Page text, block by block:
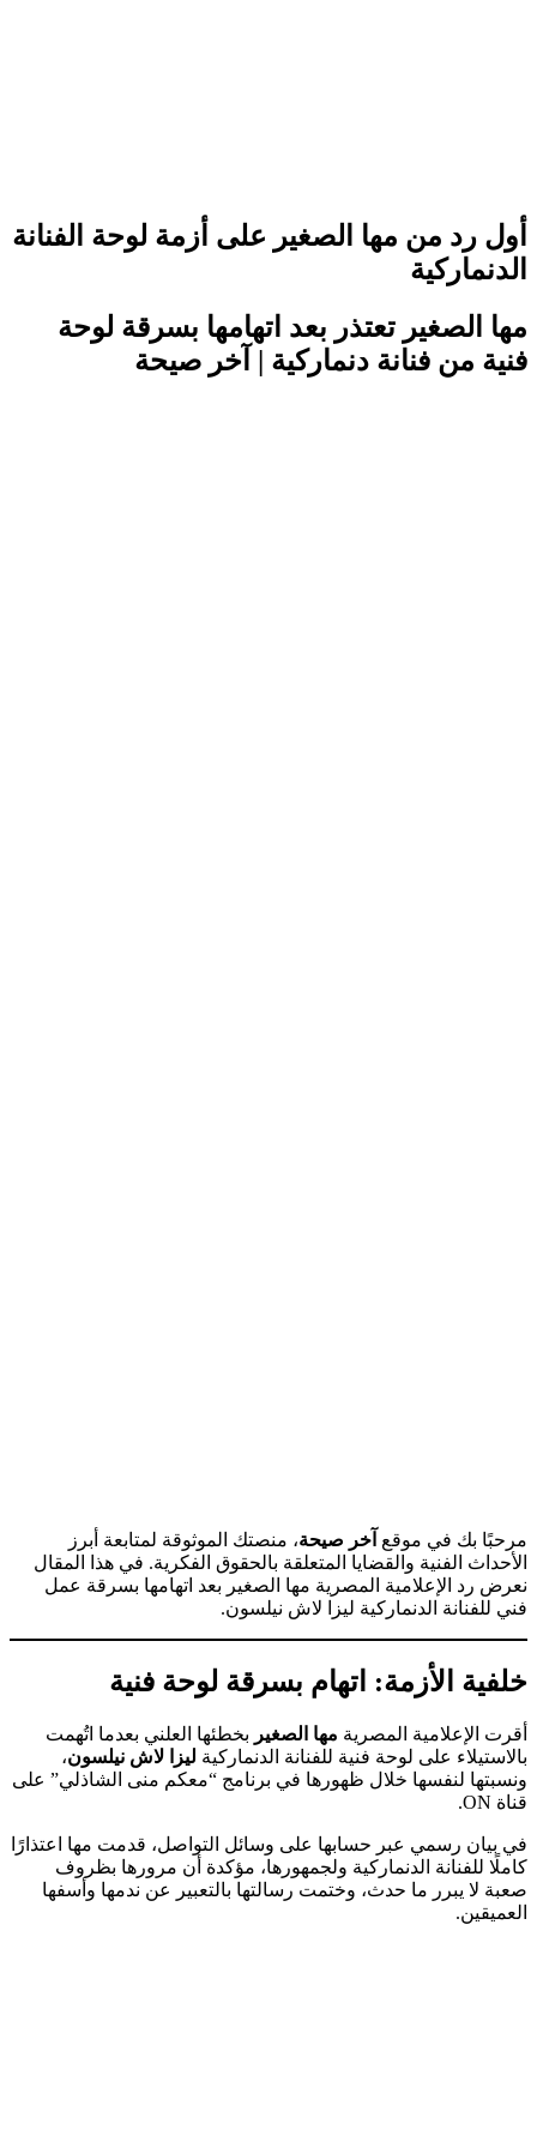
أول رد من مها الصغير على أزمة لوحة الفنانة
الدنماركية
مها الصغير تعتذر بعد اتهامها بسرقة لوحة
فنية من فنانة دنماركية | آخر صيحة
مرحبًا بك في موقع آخر صيحة، منصتك الموثوقة لمتابعة أبرز
الأحداث الفنية والقضايا المتعلقة بالحقوق الفكرية. في هذا المقال
نعرض رد الإعلامية المصرية مها الصغير بعد اتهامها بسرقة عمل
فني للفنانة الدنماركية ليزا لاش نيلسون.
خلفية الأزمة: اتهام بسرقة لوحة فنية
أقرت الإعلامية المصرية مها الصغير بخطئها العلني بعدما اتُهمت
بالاستيلاء على لوحة فنية للفنانة الدنماركية ليزا لاش نيلسون،
ونسبتها لنفسها خلال ظهورها في برنامج “معكم منى الشاذلي” على
قناة ON.
في بيان رسمي عبر حسابها على وسائل التواصل، قدمت مها اعتذارًا
كاملًا للفنانة الدنماركية ولجمهورها، مؤكدة أن مرورها بظروف
صعبة لا يبرر ما حدث، وختمت رسالتها بالتعبير عن ندمها وأسفها
العميقين.